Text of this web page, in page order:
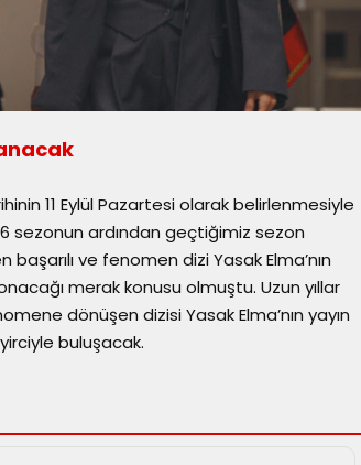
11 Eylül Pazartesi olarak belirlenmesiyle
6 sezonun ardından geçtiğimiz sezon
ve fenomen dizi Yasak Elma’nın
merak konusu olmuştu. Uzun yıllar
dönüşen dizisi Yasak Elma’nın yayın
buluşacak.